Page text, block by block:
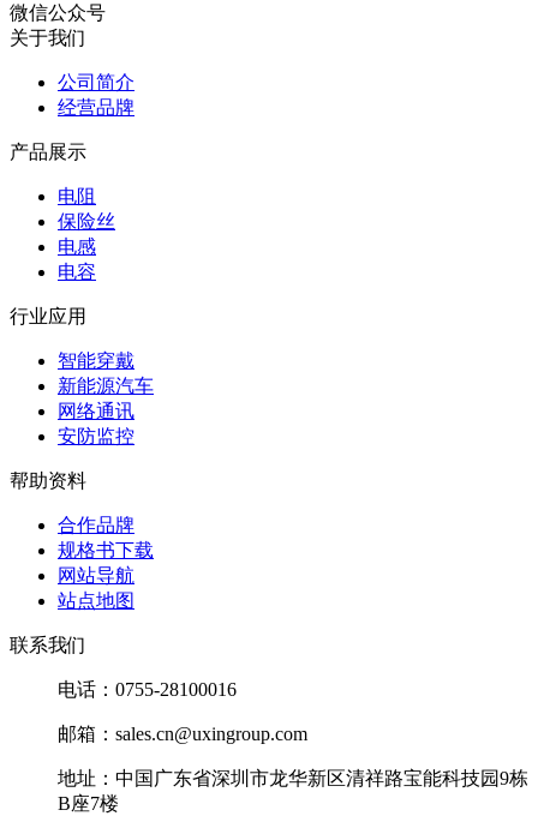
微信公众号
关于我们
公司简介
经营品牌
产品展示
电阻
保险丝
电感
电容
行业应用
智能穿戴
新能源汽车
网络通讯
安防监控
帮助资料
合作品牌
规格书下载
网站导航
站点地图
联系我们
电话：0755-28100016
邮箱：sales.cn@uxingroup.com
地址：中国广东省深圳市龙华新区清祥路宝能科技园9栋
B座7楼